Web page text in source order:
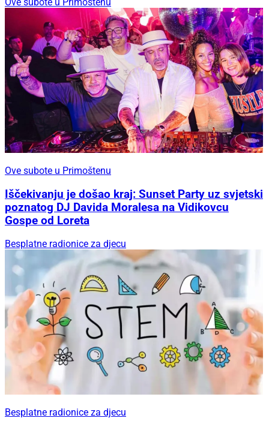
Ove subote u Primoštenu
Iščekivanju je došao kraj: Sunset Party uz svjetski
poznatog DJ Davida Moralesa na Vidikovcu
Gospe od Loreta
Besplatne radionice za djecu
Besplatne radionice za djecu